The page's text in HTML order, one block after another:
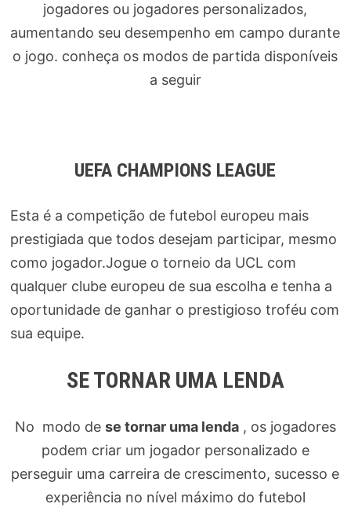
jogadores ou jogadores personalizados,
aumentando seu desempenho em campo durante
o jogo. conheça os modos de partida disponíveis
a seguir
UEFA CHAMPIONS LEAGUE
Esta é a competição de futebol europeu mais
prestigiada que todos desejam participar, mesmo
como jogador.Jogue o torneio da UCL com
qualquer clube europeu de sua escolha e tenha a
oportunidade de ganhar o prestigioso troféu com
sua equipe.
SE TORNAR UMA LENDA
No modo de se tornar uma lenda, os jogadores
podem criar um jogador personalizado e
perseguir uma carreira de crescimento, sucesso e
experiência no nível máximo do futebol